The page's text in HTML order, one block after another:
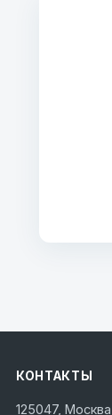
КОНТАКТЫ
125047, Москва,